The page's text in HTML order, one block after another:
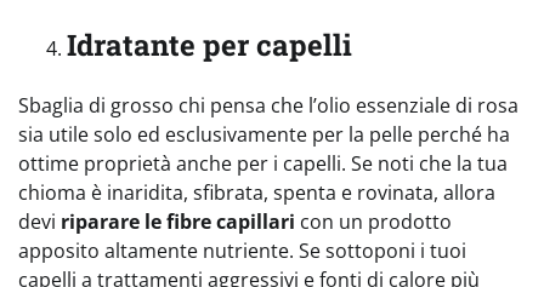
Idratante per capelli
Sbaglia di grosso chi pensa che l’olio essenziale di rosa
sia utile solo ed esclusivamente per la pelle perché ha
ottime proprietà anche per i capelli. Se noti che la tua
chioma è inaridita, sfibrata, spenta e rovinata, allora
devi riparare le fibre capillari con un prodotto
apposito altamente nutriente. Se sottoponi i tuoi
capelli a trattamenti aggressivi e fonti di calore più